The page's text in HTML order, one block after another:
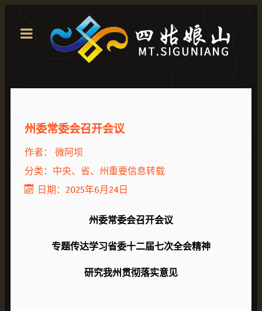
州委常委会召开会议
作者： 微阿坝
分类： 中央、省、州重要信息转载
日期：2025年6月24日
州委常委会召开会议
专题传达学习省委十二届七次全会精神
研究我州贯彻落实意见